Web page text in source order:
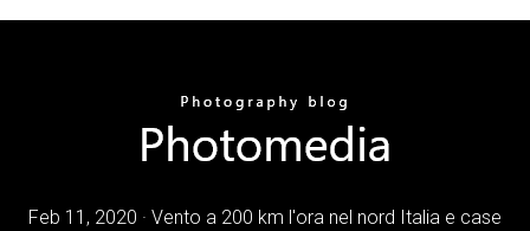
Feb 11, 2020 · Vento a 200 km l'ora nel nord Italia e case